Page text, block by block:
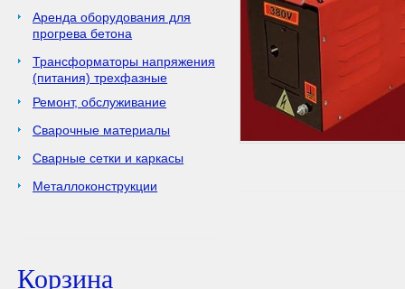
Аренда оборудования для
прогрева бетона
Трансформаторы напряжения
(питания) трехфазные
Ремонт, обслуживание
Сварочные материалы
Сварные сетки и каркасы
Металлоконструкции
Корзина